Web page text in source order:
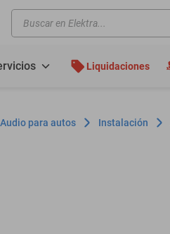
Buscar en Elektra...
Liquidaciones
Audio para autos Instalación
motos